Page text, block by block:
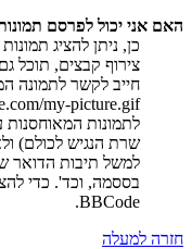
האם אני יכול לפרסם
כן, ניתן להציג
צירוף קבצים,
חייב לקשר לתמונה
לתמונות
שרת הנגיש לכולם)
BBCode.
חזרה למעלה